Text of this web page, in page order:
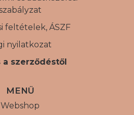
feltételek, ÁSZF
nyilatkozat
a szerződéstől
MENÜ
Webshop